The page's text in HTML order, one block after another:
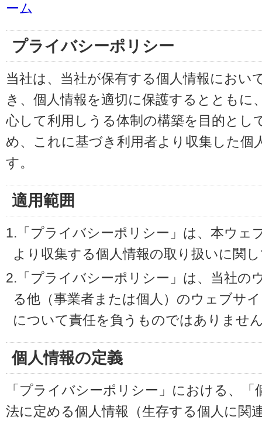
ーム
プライバシーポリシー
当社は、当社が保有する個人情報におい
き、個人情報を適切に保護するとともに
心して利用しうる体制の構築を目的とし
め、これに基づき利用者より収集した個
す。
適用範囲
1.「プライバシーポリシー」は、本ウェ
より収集する個人情報の取り扱いに関
2.「プライバシーポリシー」は、当社の
る他（事業者または個人）のウェブサ
について責任を負うものではありませ
個人情報の定義
「プライバシーポリシー」における、
法に定める個人情報（生存する個人に関